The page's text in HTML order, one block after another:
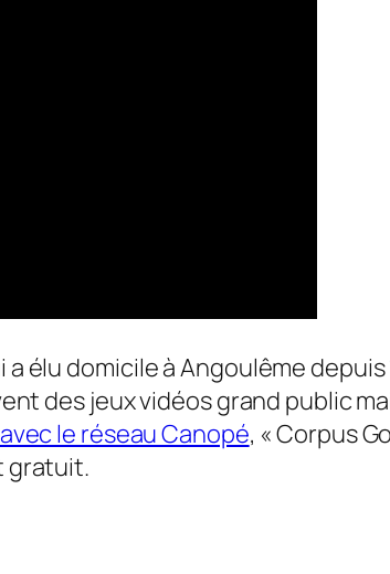
domicile à Angoulême depuis
des jeux vidéos grand public
le réseau Canopé, «Corpus
gratuit.